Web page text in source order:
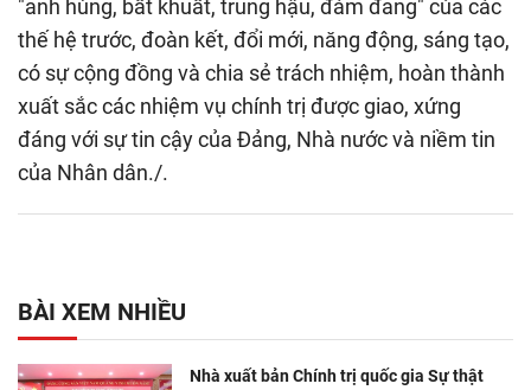
"anh hùng, bất khuất, trung hậu, đảm đang" của các
thế hệ trước, đoàn kết, đổi mới, năng động, sáng tạo,
có sự cộng đồng và chia sẻ trách nhiệm, hoàn thành
xuất sắc các nhiệm vụ chính trị được giao, xứng
đáng với sự tin cậy của Đảng, Nhà nước và niềm tin
của Nhân dân./.
BÀI XEM NHIỀU
Nhà xuất bản Chính trị quốc gia Sự thật